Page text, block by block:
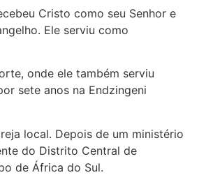
Cristo como seu Senhor e
Ele serviu como
onde ele também serviu
sete anos na Endzingeni
local. Depois de um ministério
do Distrito Central de
de África do Sul.